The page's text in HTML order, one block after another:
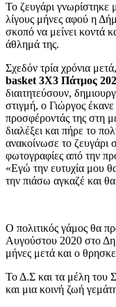
Το ζευγάρι γνωρίστηκε
λίγους μήνες αφού η
σκοπό να μείνει κοντά
άθλημά της.
Σχεδόν τρία χρόνια
basket 3X3 Πάτμος
διαιτητεύσουν,
στιγμή, ο Γιώργος
προσφέροντάς της στη
διαλέξει και πήρε το
ανακοίνωσε το ζευγάρι
φωτογραφίες από την
«Εγώ την ευτυχία μου
την πιάσω αγκαζέ και
Ο πολιτικός γάμος θα
Αυγούστου 2020 στο
μήνες μετά και ο
Το Δ.Σ και τα μέλη του
και μια κοινή ζωή